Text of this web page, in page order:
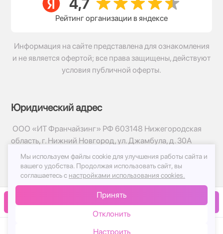
В корзину
Рейтинг организации в яндексе
Информация на сайте представлена для ознакомления
и не является офертой; все права защищены, действуют
условия публичной оферты.
Юридический адрес
ООО «ИТ Франчайзинг» РФ 603148 Нижегородская
область, г. Нижний Новгород, ул. Джамбула, д. 30А
© 2017-2026г, База Цветов 24.ру
Политика конфиденциальности
Публичная оферта
Мы используем файлы cookie для улучшения работы сайта и
вашего удобства. Продолжая использовать сайт, вы
соглашаетесь с настройками использования cookies.
Принять
Отклонить
Настроить